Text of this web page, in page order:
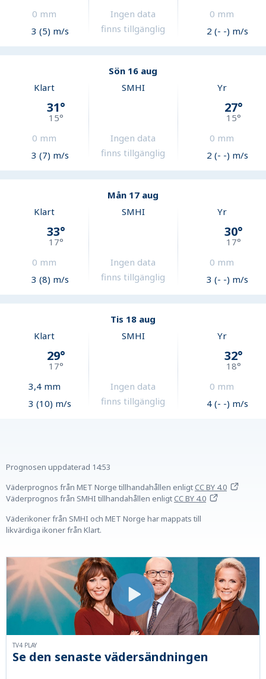
0 mm
3 (5) m/s
Ingen data
finns tillgänglig
0 mm
2 (- -) m/s
Sön 16 aug
Klart
31°
15°
0 mm
3 (7) m/s
SMHI
Ingen data
finns tillgänglig
Yr
27°
15°
0 mm
2 (- -) m/s
Mån 17 aug
Klart
33°
17°
0 mm
3 (8) m/s
SMHI
Ingen data
finns tillgänglig
Yr
30°
17°
0 mm
3 (- -) m/s
Tis 18 aug
Klart
29°
17°
3,4mm
3 (10) m/s
SMHI
Ingen data
finns tillgänglig
Yr
32°
18°
0 mm
4 (- -) m/s
Prognosen uppdaterad 14:53
Väderprognos från MET Norge tillhandahållen enligtCC BY 4.0
Väderprognos från SMHI tillhandahållen enligtCC BY 4.0
Väderikoner från SMHI och MET Norge har mappats till
likvärdiga ikoner från Klart.
Se den senaste vädersändningen
TV4 PLAY